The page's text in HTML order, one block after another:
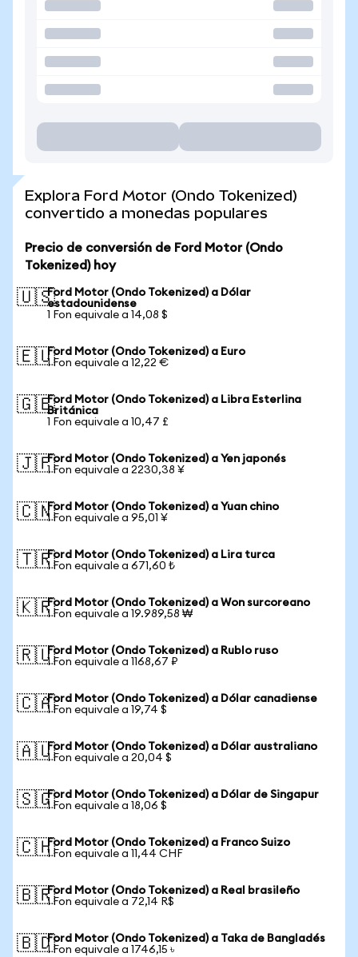
Explora Ford Motor (Ondo Tokenized)
convertido a monedas populares
Precio de conversión de Ford Motor (Ondo
Tokenized) hoy
🇺🇸Ford Motor (Ondo Tokenized) a Dólar
estadounidense
1 Fon equivale a 14,08 $
🇪🇺Ford Motor (Ondo Tokenized) a Euro
1 Fon equivale a 12,22 €
🇬🇧Ford Motor (Ondo Tokenized) a Libra Esterlina
Británica
1 Fon equivale a 10,47 £
🇯🇵Ford Motor (Ondo Tokenized) a Yen japonés
1 Fon equivale a 2230,38 ¥
🇨🇳Ford Motor (Ondo Tokenized) a Yuan chino
1 Fon equivale a 95,01 ¥
🇹🇷Ford Motor (Ondo Tokenized) a Lira turca
1 Fon equivale a 671,60 ₺
🇰🇷Ford Motor (Ondo Tokenized) a Won surcoreano
1 Fon equivale a 19.989,58 ₩
🇷🇺Ford Motor (Ondo Tokenized) a Rublo ruso
1 Fon equivale a 1168,67 ₽
🇨🇦Ford Motor (Ondo Tokenized) a Dólar canadiense
1 Fon equivale a 19,74 $
🇦🇺Ford Motor (Ondo Tokenized) a Dólar australiano
1 Fon equivale a 20,04 $
🇸🇬Ford Motor (Ondo Tokenized) a Dólar de Singapur
1 Fon equivale a 18,06 $
🇨🇭Ford Motor (Ondo Tokenized) a Franco Suizo
1 Fon equivale a 11,44 CHF
🇧🇷Ford Motor (Ondo Tokenized) a Real brasileño
1 Fon equivale a 72,14 R$
🇧🇩Ford Motor (Ondo Tokenized) a Taka de Bangladés
1 Fon equivale a 1746,15 ৳